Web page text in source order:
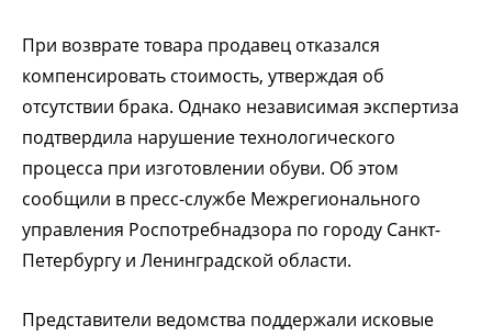
При возврате товара продавец отказался
компенсировать стоимость, утверждая об
отсутствии брака. Однако независимая экспертиза
подтвердила нарушение технологического
процесса при изготовлении обуви. Об этом
сообщили в пресс-службе Межрегионального
управления Роспотребнадзора по городу Санкт-
Петербургу и Ленинградской области.
Представители ведомства поддержали исковые